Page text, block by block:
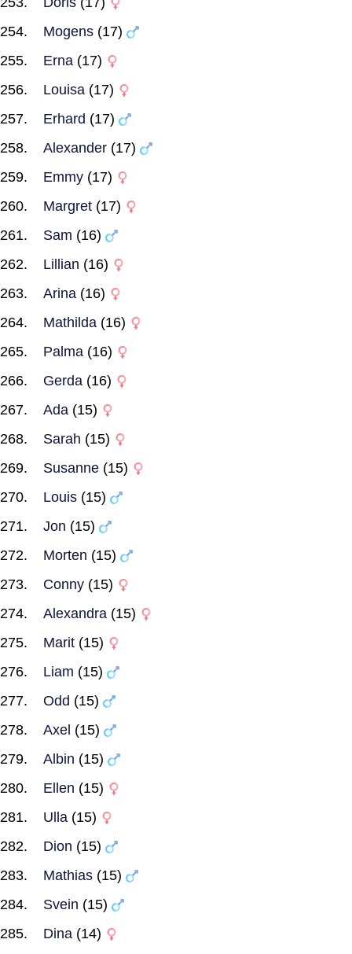
Mogens (17)
Erna (17)
Louisa (17)
Erhard (17)
Alexander (17)
Emmy (17)
Margret (17)
Sam (16)
Lillian (16)
Arina (16)
Mathilda (16)
Palma (16)
Gerda (16)
Ada (15)
Sarah (15)
Susanne (15)
Louis (15)
Jon (15)
Morten (15)
Conny (15)
Alexandra (15)
Marit (15)
Liam (15)
Odd (15)
Axel (15)
Albin (15)
Ellen (15)
Ulla (15)
Dion (15)
Mathias (15)
Svein (15)
Dina (14)